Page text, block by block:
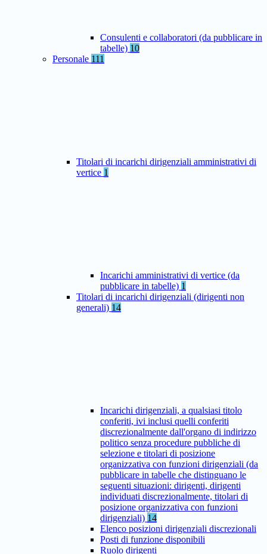
Consulenti e collaboratori (da pubblicare in
tabelle) 10
Personale 111
Titolari di incarichi dirigenziali amministrativi di
vertice 1
Incarichi amministrativi di vertice (da
pubblicare in tabelle) 1
Titolari di incarichi dirigenziali (dirigenti non
generali) 14
Incarichi dirigenziali, a qualsiasi titolo
conferiti, ivi inclusi quelli conferiti
discrezionalmente dall'organo di indirizzo
politico senza procedure pubbliche di
selezione e titolari di posizione
organizzativa con funzioni dirigenziali (da
pubblicare in tabelle che distinguano le
seguenti situazioni: dirigenti, dirigenti
individuati discrezionalmente, titolari di
posizione organizzativa con funzioni
dirigenziali) 14
Elenco posizioni dirigenziali discrezionali
Posti di funzione disponibili
Ruolo dirigenti